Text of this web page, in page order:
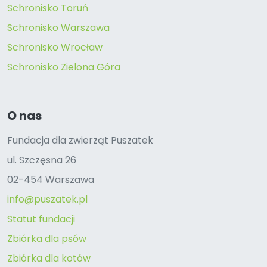
Schronisko Toruń
Schronisko Warszawa
Schronisko Wrocław
Schronisko Zielona Góra
O nas
Fundacja dla zwierząt Puszatek
ul. Szczęsna 26
02-454 Warszawa
info@puszatek.pl
Statut fundacji
Zbiórka dla psów
Zbiórka dla kotów